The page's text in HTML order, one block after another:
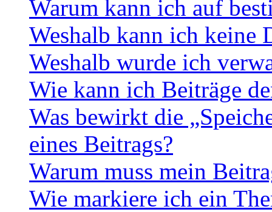
Warum kann ich auf
Weshalb kann ich keine
Weshalb wurde ich
Wie kann ich Beiträge
Was bewirkt die
eines Beitrags?
Warum muss mein
Wie markiere ich ein